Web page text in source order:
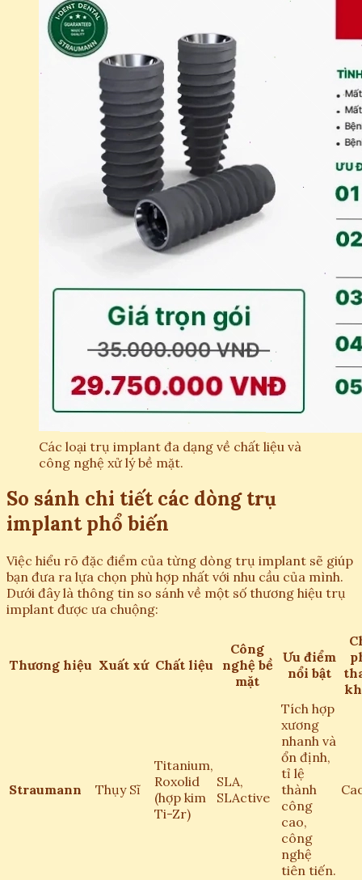
Các loại trụ implant đa dạng về chất liệu và
công nghệ xử lý bề mặt.
So sánh chi tiết các dòng trụ
implant phổ biến
Việc hiểu rõ đặc điểm của từng dòng trụ implant sẽ giúp
bạn đưa ra lựa chọn phù hợp nhất với nhu cầu của mình.
Dưới đây là thông tin so sánh về một số thương hiệu trụ
implant được ưa chuộng:
Thương hiệu Xuất xứ Chất liệu
Công
nghệ bề
mặt
Ưu điểm
nổi bật
Straumann Thụy Sĩ
Titanium,
Roxolid
(hợp kim
Ti-Zr)
SLA,
SLActive
Tích hợp
xương
nhanh và
ổn định,
tỉ lệ
thành
công
cao,
công
nghệ
tiên tiến.